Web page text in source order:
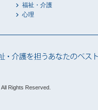
福祉・介護
心理
All Rights Reserved.